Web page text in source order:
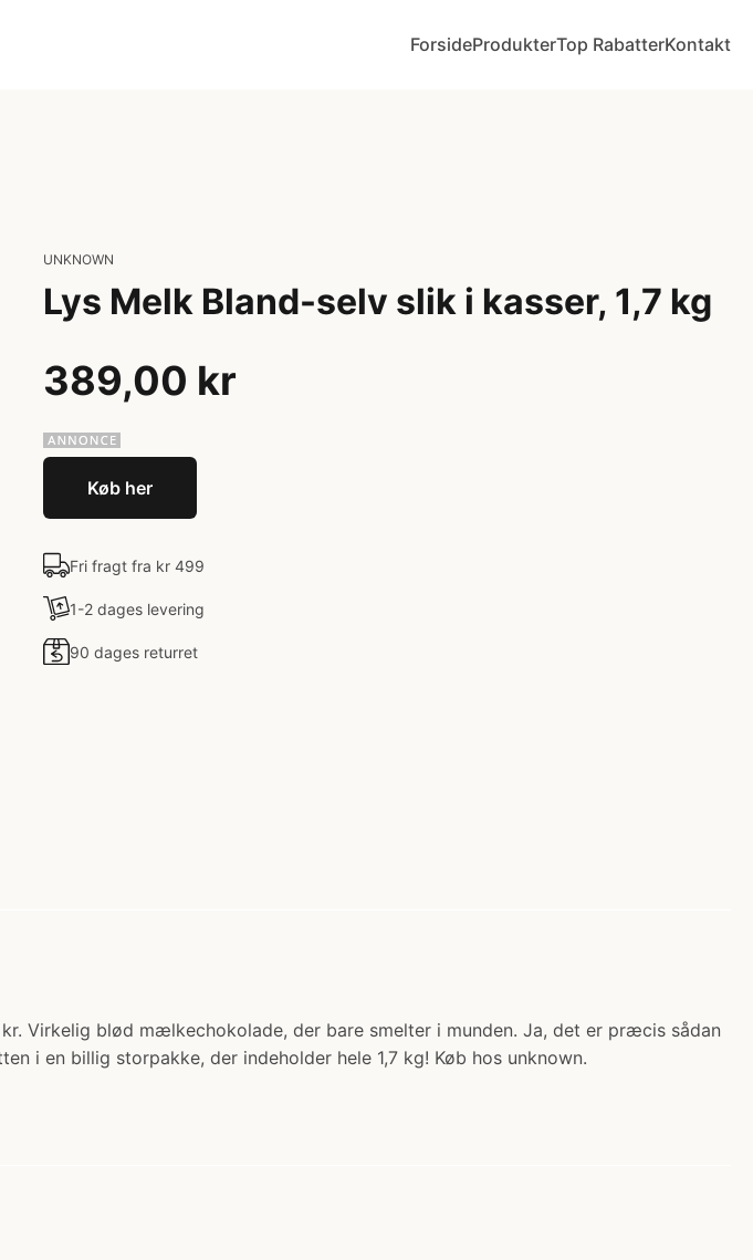
ForsideProdukterTop RabatterKontakt
UNKNOWN
Lys Melk Bland-selv slik i kasser, 1,7 kg
389,00 kr
Køb her
Fri fragt fra kr 499
1-2 dages levering
90 dages returret
Virkelig blød mælkechokolade, der bare smelter i munden. Ja, det er præcis sådan
i en billig storpakke, der indeholder hele 1,7 kg!​ Køb hos unknown.